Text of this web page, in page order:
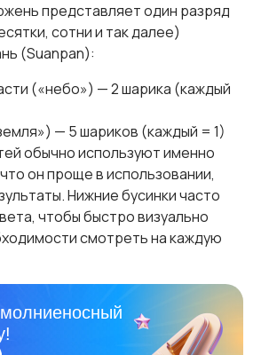
представляет один разряд
сотни и так далее)
(Suanpan):
(«небо») — 2 шарика (каждый
— 5 шариков (каждый = 1)
обычно используют именно
он проще в использовании,
Нижние бусинки часто
чтобы быстро визуально
смотреть на каждую